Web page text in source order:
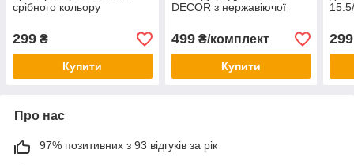
срібного кольору
DECOR підставка тримач
для виделок та ножів
299 ₴
Купити
DECOR з нержавіючої
весільного торта
499₴/комплект
Купити
299
Про нас
97% позитивних з 93 відгуків за рік